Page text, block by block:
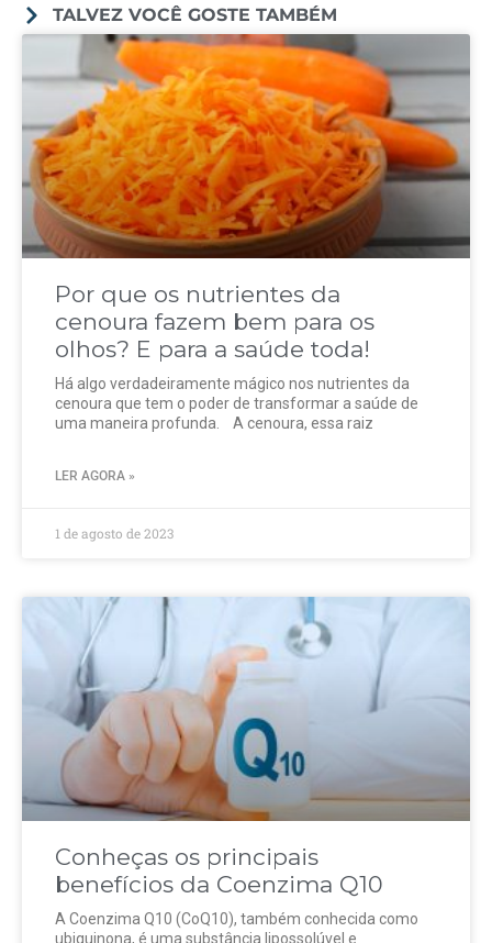
TALVEZ VOCÊ GOSTE TAMBÉM
Por que os nutrientes da
cenoura fazem bem para os
olhos? E para a saúde toda!
Há algo verdadeiramente mágico nos nutrientes da
cenoura que tem o poder de transformar a saúde de
uma maneira profunda. A cenoura, essa raiz
LER AGORA »
1 de agosto de 2023
Conheças os principais
benefícios da Coenzima Q10
A Coenzima Q10 (CoQ10), também conhecida como
ubiquinona, é uma substância lipossolúvel e